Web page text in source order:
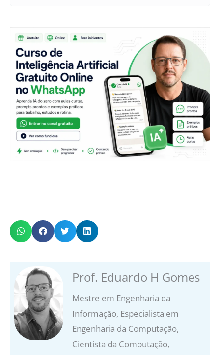
Prof. Eduardo H Gomes
Mestre em Engenharia da
Informação, Especialista em
Engenharia da Computação,
Cientista da Computação,